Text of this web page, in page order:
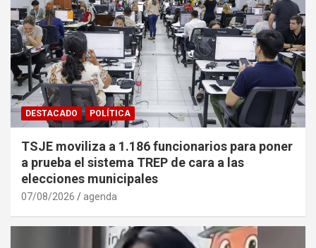
DESTACADO POLÍTICA
TSJE moviliza a 1.186 funcionarios para poner
a prueba el sistema TREP de cara a las
elecciones municipales
07/08/2026 agenda